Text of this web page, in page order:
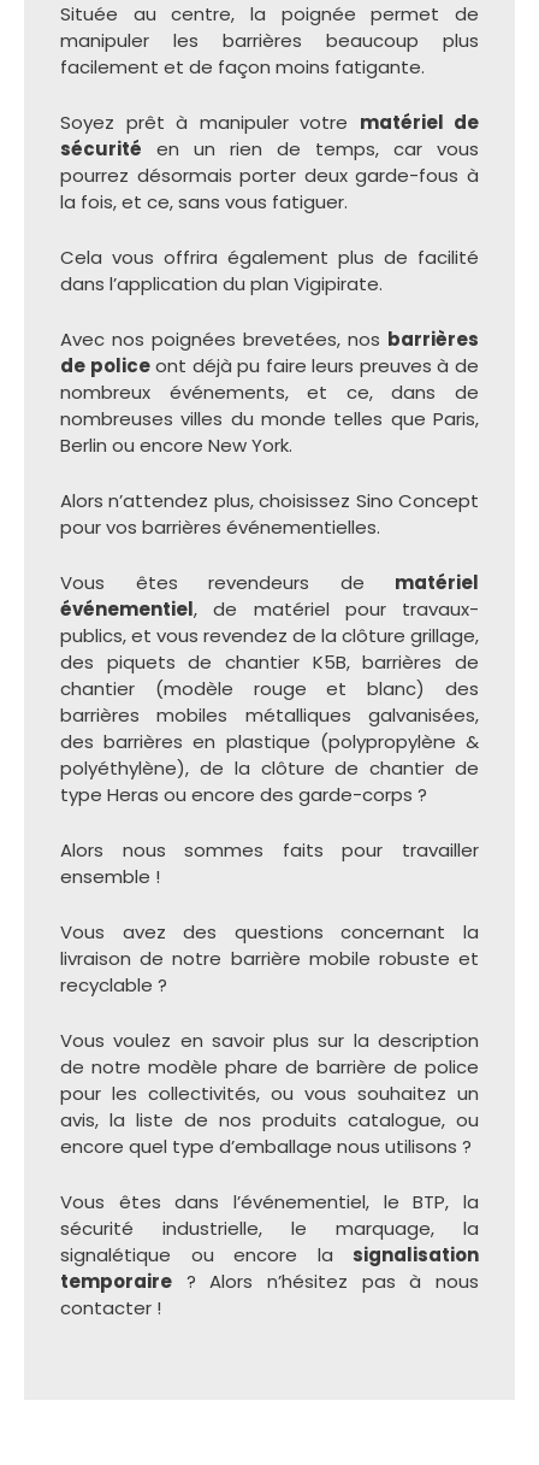
Située au centre, la poignée permet de
manipuler les barrières beaucoup plus
facilement et de façon moins fatigante.
Soyez prêt à manipuler votre matériel de
sécurité en un rien de temps, car vous
pourrez désormais porter deux garde-fous à
la fois, et ce, sans vous fatiguer.
Cela vous offrira également plus de facilité
dans l’application du plan Vigipirate.
Avec nos poignées brevetées, nos barrières
de policeont déjà pu faire leurs preuves à de
nombreux événements, et ce, dans de
nombreuses villes du monde telles que Paris,
Berlin ou encore New York.
Alors n’attendez plus, choisissez Sino Concept
pour vos barrières événementielles.
Vous êtes revendeurs de matériel
événementiel, de matériel pour travaux-
publics, et vous revendez de la clôture grillage,
des piquets de chantier K5B, barrières de
chantier (modèle rouge et blanc) des
barrières mobiles métalliques galvanisées,
des barrières en plastique (polypropylène &
polyéthylène), de la clôture de chantier de
type Heras ou encore des garde-corps ?
Alors nous sommes faits pour travailler
ensemble !
Vous avez des questions concernant la
livraison de notre barrière mobile robuste et
recyclable ?
Vous voulez en savoir plus sur la description
de notre modèle phare de barrière de police
pour les collectivités, ou vous souhaitez un
avis, la liste de nos produits catalogue, ou
encore quel type d’emballage nous utilisons ?
Vous êtes dans l’événementiel, le BTP, la
sécurité industrielle, le marquage, la
signalétique ou encore la signalisation
temporaire ? Alors n’hésitez pas à nous
contacter !